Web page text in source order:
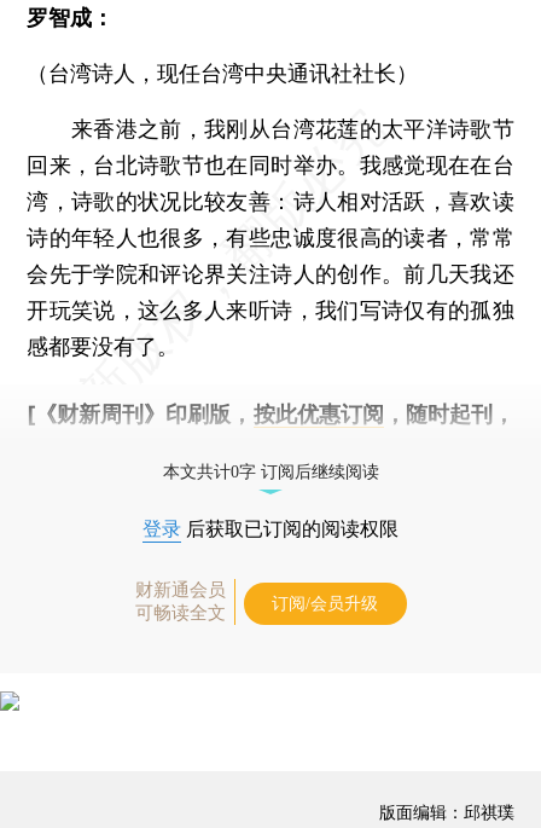
罗智成：
（台湾诗人，现任台湾中央通讯社社长）
来香港之前，我刚从台湾花莲的太平洋诗歌节
回来，台北诗歌节也在同时举办。我感觉现在在台
湾，诗歌的状况比较友善：诗人相对活跃，喜欢读
诗的年轻人也很多，有些忠诚度很高的读者，常常
会先于学院和评论界关注诗人的创作。前几天我还
开玩笑说，这么多人来听诗，我们写诗仅有的孤独
感都要没有了。
[《财新周刊》印刷版， 按此优惠订阅 ，随时起刊，
本文共计0字 订阅后继续阅读
登录 后获取已订阅的阅读权限
财新通会员
可畅读全文
订阅/会员升级
版面编辑：邱祺璞